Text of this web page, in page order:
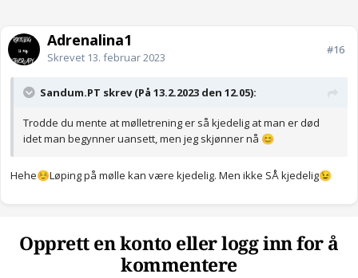
Adrenalina1
Skrevet 13. februar 2023
#16
Sandum.PT skrev (På 13.2.2023 den 12.05):
Trodde du mente at mølletrening er så kjedelig at man er død
idet man begynner uansett, men jeg skjønner nå 😊
Hehe☺️Løping på mølle kan være kjedelig. Men ikke SÅ kjedelig😉
Opprett en konto eller logg inn for å
kommentere